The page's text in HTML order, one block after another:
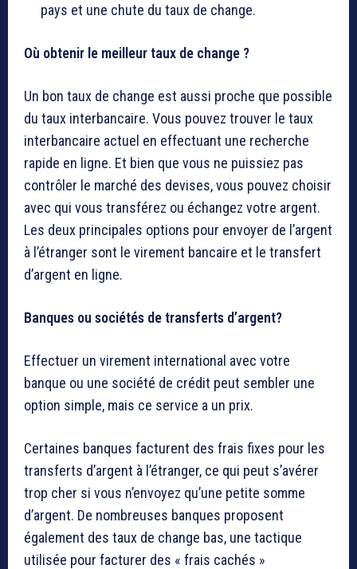
pays et une chute du taux de change.
Où obtenir le meilleur taux de change ?
Un bon taux de change est aussi proche que possible
du taux interbancaire. Vous pouvez trouver le taux
interbancaire actuel en effectuant une recherche
rapide en ligne. Et bien que vous ne puissiez pas
contrôler le marché des devises, vous pouvez choisir
avec qui vous transférez ou échangez votre argent.
Les deux principales options pour envoyer de l’argent
à l’étranger sont le virement bancaire et le transfert
d’argent en ligne.
Banques ou sociétés de transferts d’argent?
Effectuer un virement international avec votre
banque ou une société de crédit peut sembler une
option simple, mais ce service a un prix.
Certaines banques facturent des frais fixes pour les
transferts d’argent à l’étranger, ce qui peut s’avérer
trop cher si vous n’envoyez qu’une petite somme
d’argent. De nombreuses banques proposent
également des taux de change bas, une tactique
utilisée pour facturer des « frais cachés »